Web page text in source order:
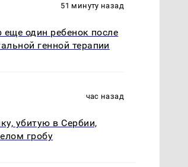
51 минуту назад
еще один ребенок после
генной терапии
час назад
убитую в Сербии,
гробу